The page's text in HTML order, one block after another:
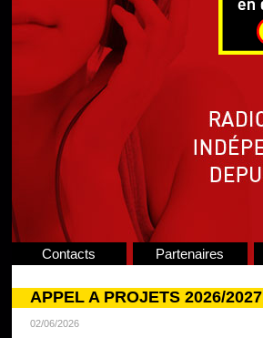
Contacts Partenaires
APPEL A PROJETS 2026/2027
02/06/2026